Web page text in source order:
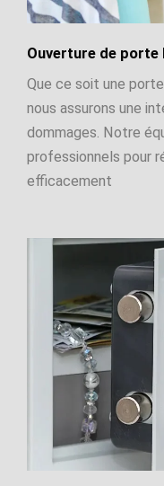
Ouverture de porte
Que ce soit une
nous assurons une
dommages. Notre
professionnels pour
efficacement